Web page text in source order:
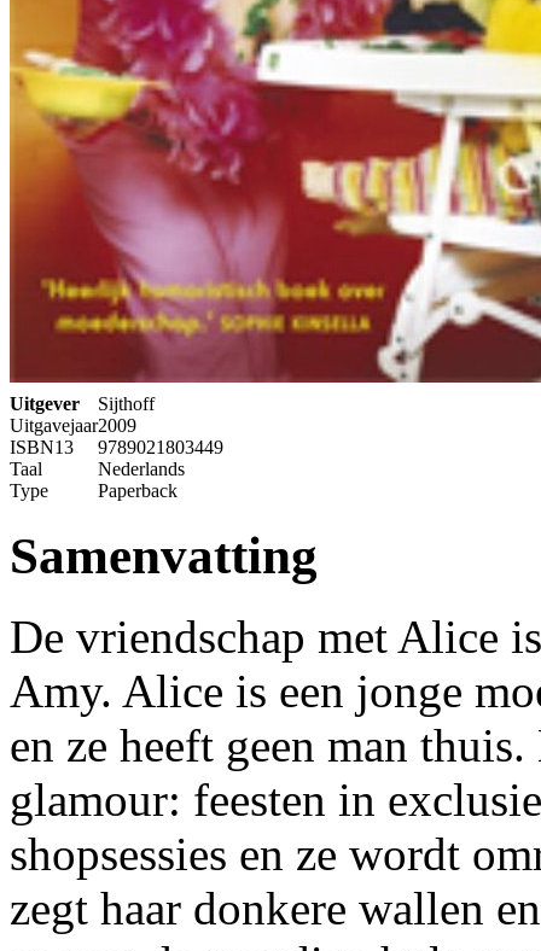
Uitgever
Sijthoff
Uitgavejaar2009
ISBN13
9789021803449
Taal
Nederlands
Type
Paperback
Samenvatting
De vriendschap met Alice
Amy. Alice is een jonge
en ze heeft geen man
glamour: feesten in
shopsessies en ze wordt
zegt haar donkere wallen